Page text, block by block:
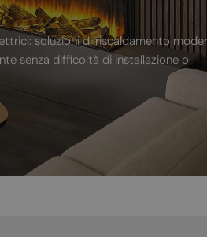
soluzioni di riscaldamento
senza difficoltà di installazione o